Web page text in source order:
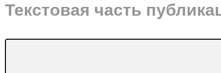
Текстовая часть